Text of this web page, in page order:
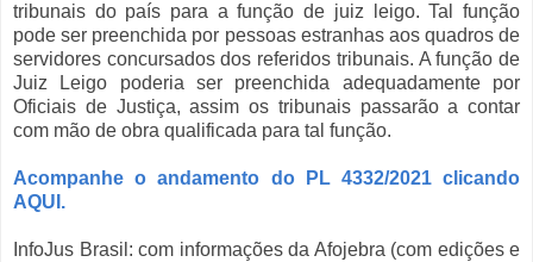
tribunais do país para a função de juiz leigo. Tal função
pode ser preenchida por pessoas estranhas aos quadros de
servidores concursados dos referidos tribunais. A função de
Juiz Leigo poderia ser preenchida adequadamente por
Oficiais de Justiça, assim os tribunais passarão a contar
com mão de obra qualificada para tal função.
Acompanhe o andamento do PL 4332/2021 clicando
AQUI.
InfoJus Brasil: com informações da Afojebra (com edições e